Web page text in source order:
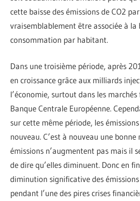
cette baisse des émissions de CO2
vraisemblablement être associée à la
consommation par habitant.
Dans une troisième période, après
en croissance grâce aux milliards
l’économie, surtout dans les
Banque Centrale Européenne.
sur cette même période, les
nouveau. C’est à nouveau une bonne
émissions n’augmentent pas mais il
de dire qu’elles diminuent. Donc en
diminution significative des
pendant l’une des pires crises